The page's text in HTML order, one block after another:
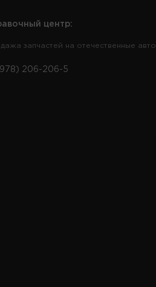
центр:
запчастей на отечественные авто
206-206-5